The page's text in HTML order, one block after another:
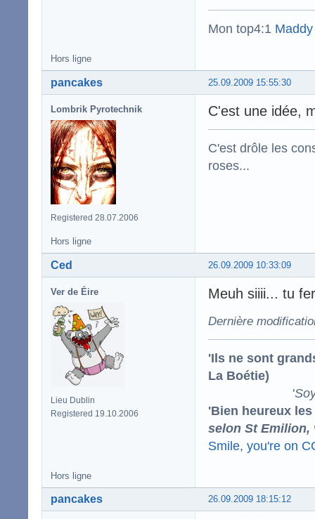
Mon top4:1
Hors ligne
25.09.2009 15:55:30
pancakes
Lombrik Pyrotechnik
Registered 28.07.2006
C'est une idée,
C'est drôle les
roses...
Hors ligne
26.09.2009 10:33:09
Ced
Ver de Éire
Lieu Dublin
Registered 19.10.2006
Meuh siiii... tu
Dernière
'Ils ne sont
La Boétie)
'
'Bien heureux
selon St Emilion,
Smile, you're on
Hors ligne
26.09.2009 18:15:12
pancakes